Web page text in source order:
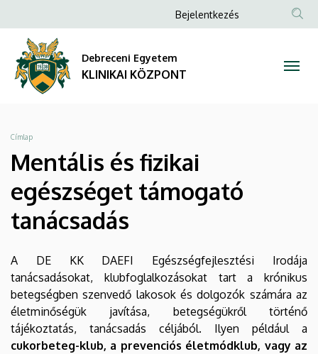
és
fizikai
egészséget
támogató
tanácsadás
KLINIKAI
a
tartalomra
Anonim
fiók
menüje
Bejelentkezés
Debreceni Egyetem
KLINIKAI KÖZPONT
Morzsa
Címlap
Mentális és fizikai
egészséget támogató
tanácsadás
A DE KK DAEFI Egészségfejlesztési Irodája
tanácsadásokat, klubfoglalkozásokat tart a krónikus
betegségben szenvedő lakosok és dolgozók számára az
életminőségük javítása, betegségükről történő
tájékoztatás, tanácsadás céljából. Ilyen például a
cukorbeteg-klub, a prevenciós életmódklub, vagy az